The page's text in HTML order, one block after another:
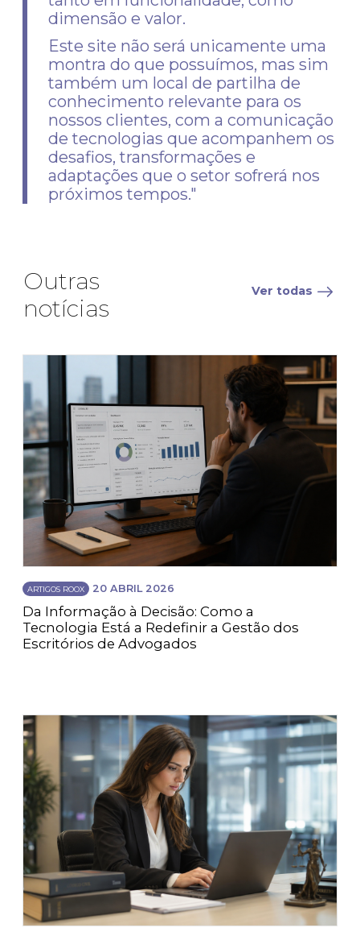
dimensão e valor.
Este site não será unicamente uma
montra do que possuímos, mas sim
também um local de partilha de
conhecimento relevante para os
nossos clientes, com a comunicação
de tecnologias que acompanhem os
desafios, transformações e
adaptações que o setor sofrerá nos
próximos tempos."
Outras
notícias
Ver todas
ARTIGOS ROOX 20 ABRIL 2026
Da Informação à Decisão: Como a
Tecnologia Está a Redefinir a Gestão dos
Escritórios de Advogados